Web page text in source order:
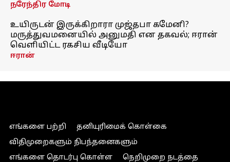
நரேந்திர மோடி
உயிருடன் இருக்கிறாரா முஜ்தபா கமேனி?
மருத்துவமனையில் அனுமதி என தகவல்; ஈரான்
வெளியிட்ட ரகசிய வீடியோ
ஈரான்
எங்களை பற்றி
தனியுரிமைக் கொள்கை
விதிமுறைகளும் நிபந்தனைகளும்
எங்களை தொடர்பு கொள்ள
நெறிமுறை நடத்தை